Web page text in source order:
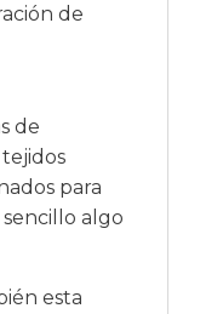
de
de
para
algo
esta